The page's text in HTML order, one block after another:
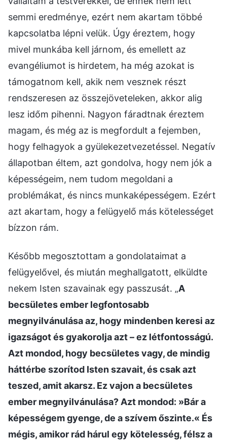
semmi eredménye, ezért nem akartam többé
kapcsolatba lépni velük. Úgy éreztem, hogy
mivel munkába kell járnom, és emellett az
evangéliumot is hirdetem, ha még azokat is
támogatnom kell, akik nem vesznek részt
rendszeresen az összejöveteleken, akkor alig
lesz időm pihenni. Nagyon fáradtnak éreztem
magam, és még az is megfordult a fejemben,
hogy felhagyok a gyülekezetvezetéssel. Negatív
állapotban éltem, azt gondolva, hogy nem jók a
képességeim, nem tudom megoldani a
problémákat, és nincs munkaképességem. Ezért
azt akartam, hogy a felügyelő más kötelességet
bízzon rám.
Később megosztottam a gondolataimat a
felügyelővel, és miután meghallgatott, elküldte
nekem Isten szavainak egy passzusát. „A
becsületes ember legfontosabb
megnyilvánulása az, hogy mindenben keresi az
igazságot és gyakorolja azt – ez létfontosságú.
Azt mondod, hogy becsületes vagy, de mindig
háttérbe szorítod Isten szavait, és csak azt
teszed, amit akarsz. Ez vajon a becsületes
ember megnyilvánulása? Azt mondod: »Bár a
képességem gyenge, de a szívem őszinte.« És
mégis, amikor rád hárul egy kötelesség, félsz a